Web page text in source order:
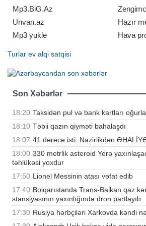
heyətind
Mp3.BiG.Az
Unvan.az
Hazır
Mp3 yukle
Hava
Turlar ev alqi satqisi
Son Xəbərlər
18:20 Taksidən pul və bank kartları
18:10 Təbii qazın qiyməti bahalaşdı
18:07 41 dərəcə isti: Nazirlikdən
18:00 330 metrlik asteroid Yerə
təhlükəsi yoxdur
17:50 Lionel Messinin atası vəfat edib
17:40 Bolqarıstanda Trans-Balkan qaz
stansiyasının yaxınlığında dron partlayıb
17:30 Rusiya hərbçiləri Xarkovda kəndi